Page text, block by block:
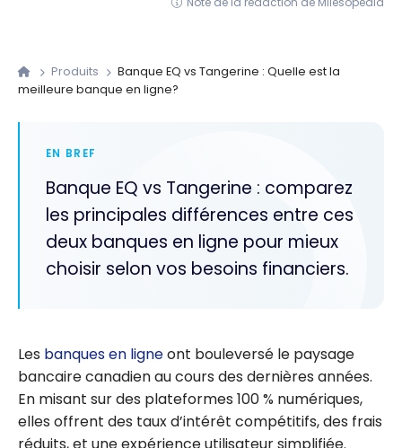
Produits
Banque EQ vs Tangerine : Quelle est la
meilleure banque en ligne?
EN BREF
Banque EQ vs Tangerine : comparez
les principales différences entre ces
deux banques en ligne pour mieux
choisir selon vos besoins financiers.
Les banques en ligneont bouleversé le paysage
bancaire canadien au cours des dernières années.
En misant sur des plateformes 100 % numériques,
elles offrent des taux d’intérêt compétitifs, des frais